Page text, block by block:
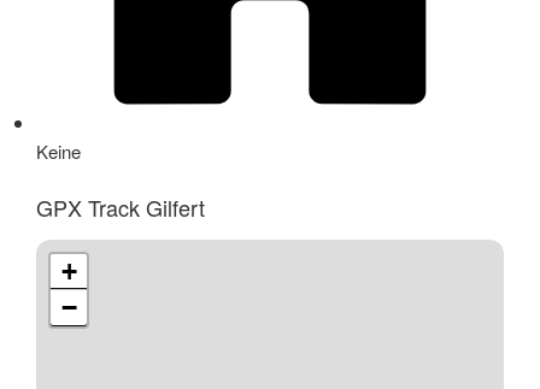
Keine
GPX Track Gilfert
+
−